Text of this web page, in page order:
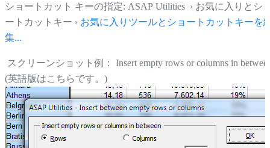
ショートカット キーの指定: ASAP Utilities › お気に入りとシ
ートカットキー › お気に入りツールとショートカットキーを
集...
スクリーンショット例： Insert empty rows or columns in
(英語版はこちらです。)